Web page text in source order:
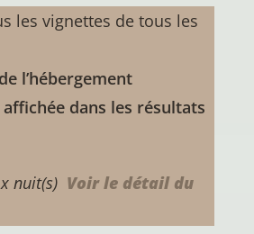
les vignettes de tous les
l’hébergement
dans les résultats
nuit(s) Voir le détail du